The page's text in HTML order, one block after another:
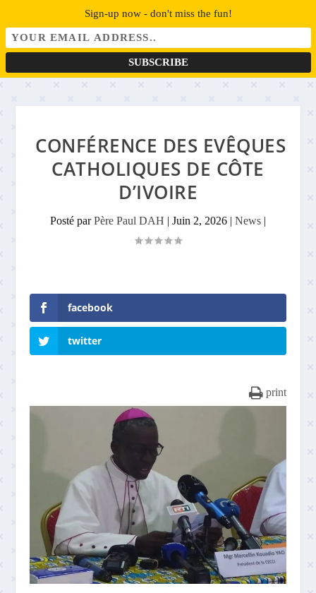
CONFÉRENCE DES EVÊQUES
CATHOLIQUES DE CÔTE
D’IVOIRE
Posté parPère Paul DAH | Juin 2, 2026 | News |
facebook
twitter
print
Sign-up now - don't miss the fun!